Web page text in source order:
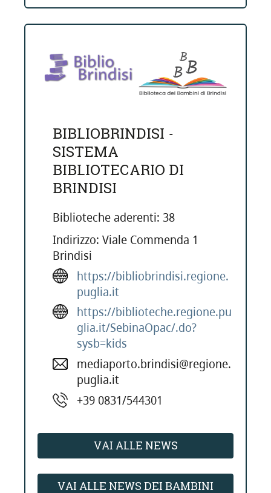
BIBLIOBRINDISI -
SISTEMA
BIBLIOTECARIO DI
BRINDISI
Biblioteche aderenti: 38
Indirizzo: Viale Commenda 1
Brindisi
https://bibliobrindisi.regione.
puglia.it
https://biblioteche.regione.pu
glia.it/SebinaOpac/.do?
sysb=kids
mediaporto.brindisi@regione.
puglia.it
+39 0831/544301
VAI ALLE NEWS
VAI ALLE NEWS DEI BAMBINI